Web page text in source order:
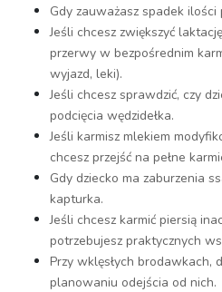
Gdy zauważasz spadek ilości
Jeśli chcesz zwiększyć
przerwy w bezpośrednim
wyjazd, leki).
Jeśli chcesz sprawdzić, czy
podcięcia wędzidełka.
Jeśli karmisz mlekiem
chcesz przejść na pełne
Gdy dziecko ma zaburzenia
kapturka.
Jeśli chcesz karmić piersią
potrzebujesz praktycznych
Przy wklęsłych brodawkach,
planowaniu odejścia od nich.